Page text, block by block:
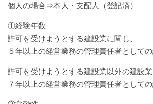
個人の場合⇒本人・支配人（登記済）
①経験年数
許可を受けようとする建設業に関し、
５年以上の経営業務の管理責任者として
許可を受けようとする建設業以外の建設業
７年以上の経営業務の管理責任者として